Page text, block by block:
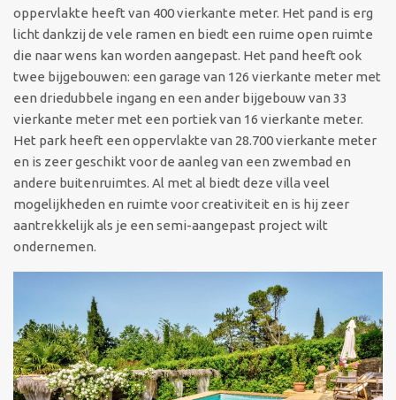
oppervlakte heeft van 400 vierkante meter. Het pand is erg
licht dankzij de vele ramen en biedt een ruime open ruimte
die naar wens kan worden aangepast. Het pand heeft ook
twee bijgebouwen: een garage van 126 vierkante meter met
een driedubbele ingang en een ander bijgebouw van 33
vierkante meter met een portiek van 16 vierkante meter.
Het park heeft een oppervlakte van 28.700 vierkante meter
en is zeer geschikt voor de aanleg van een zwembad en
andere buitenruimtes. Al met al biedt deze villa veel
mogelijkheden en ruimte voor creativiteit en is hij zeer
aantrekkelijk als je een semi-aangepast project wilt
ondernemen.